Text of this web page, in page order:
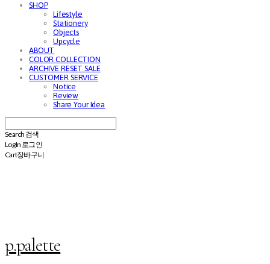
SHOP
Lifestyle
Stationery
Objects
Upcycle
ABOUT
COLOR COLLECTION
ARCHIVE RESET SALE
CUSTOMER SERVICE
Notice
Review
Share Your Idea
Search 검색
Log In 로그인
Cart장바구니
p.palette